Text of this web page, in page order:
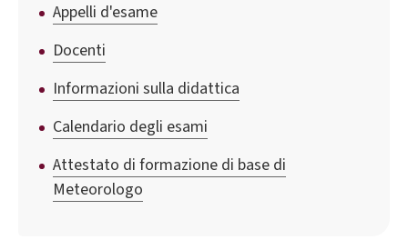
Appelli d'esame
Docenti
Informazioni sulla didattica
Calendario degli esami
Attestato di formazione di base di
Meteorologo